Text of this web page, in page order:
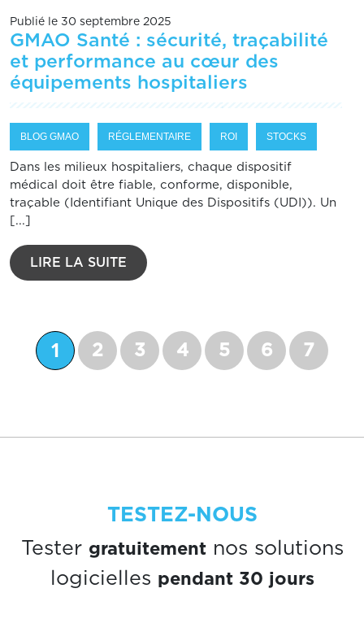
Publié le 30 septembre 2025
GMAO Santé : sécurité, traçabilité
et performance au cœur des
équipements hospitaliers
BLOG GMAO RÉGLEMENTAIRE ROI STOCKS
Dans les milieux hospitaliers, chaque dispositif
médical doit être fiable, conforme, disponible,
traçable (Identifiant Unique des Dispositifs (UDI)). Un
[...]
LIRE LA SUITE
1 2 3 4 5 6 7
TESTEZ-NOUS
Tester gratuitementnos solutions
logicielles pendant 30 jours